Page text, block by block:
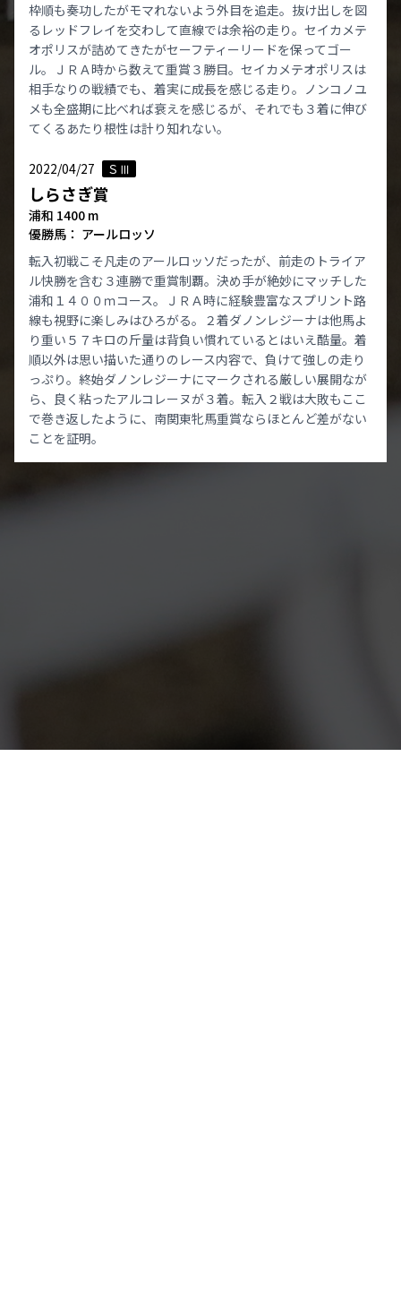
枠順も奏功したがモマれないよう外目を追走。抜け出しを図
るレッドフレイを交わして直線では余裕の走り。セイカメテ
オポリスが詰めてきたがセーフティーリードを保ってゴー
ル。ＪＲＡ時から数えて重賞３勝目。セイカメテオポリスは
相手なりの戦績でも、着実に成長を感じる走り。ノンコノユ
メも全盛期に比べれば衰えを感じるが、それでも３着に伸び
てくるあたり根性は計り知れない。
2022/04/27 ＳⅢ
しらさぎ賞
浦和 1400 m
優勝馬： アールロッソ
転入初戦こそ凡走のアールロッソだったが、前走のトライア
ル快勝を含む３連勝で重賞制覇。決め手が絶妙にマッチした
浦和１４００ｍコース。ＪＲＡ時に経験豊富なスプリント路
線も視野に楽しみはひろがる。２着ダノンレジーナは他馬よ
り重い５７キロの斤量は背負い慣れているとはいえ酷量。着
順以外は思い描いた通りのレース内容で、負けて強しの走り
っぷり。終始ダノンレジーナにマークされる厳しい展開なが
ら、良く粘ったアルコレーヌが３着。転入２戦は大敗もここ
で巻き返したように、南関東牝馬重賞ならほとんど差がない
ことを証明。